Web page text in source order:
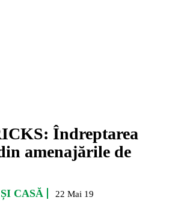
Îndreptarea
amenajările de
CASĂ 22 Mai 19